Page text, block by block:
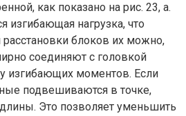
как показано на рис. 23, а.
изгибающая нагрузка, что
блоков их можно,
соединяют с головкой
изгибающих моментов. Если
подвешиваются в точке,
Это позволяет уменьшить